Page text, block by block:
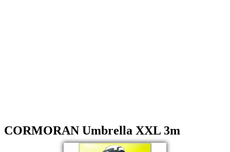
CORMORAN Umbrella XXL 3m